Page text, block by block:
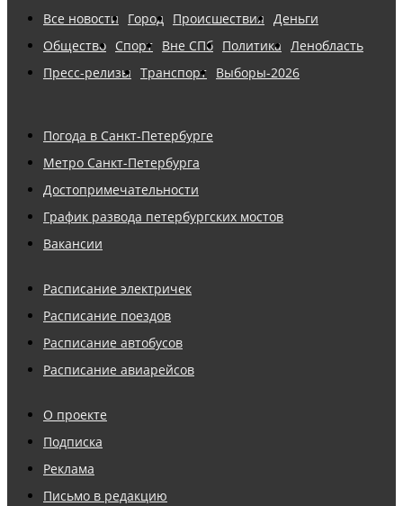
Все новости Город Происшествия Деньги
Общество Спорт Вне СПб Политика Ленобласть
Пресс-релизы Транспорт Выборы-2026
Погода в Санкт-Петербурге
Метро Санкт-Петербурга
Достопримечательности
График развода петербургских мостов
Вакансии
Расписание электричек
Расписание поездов
Расписание автобусов
Расписание авиарейсов
О проекте
Подписка
Реклама
Письмо в редакцию